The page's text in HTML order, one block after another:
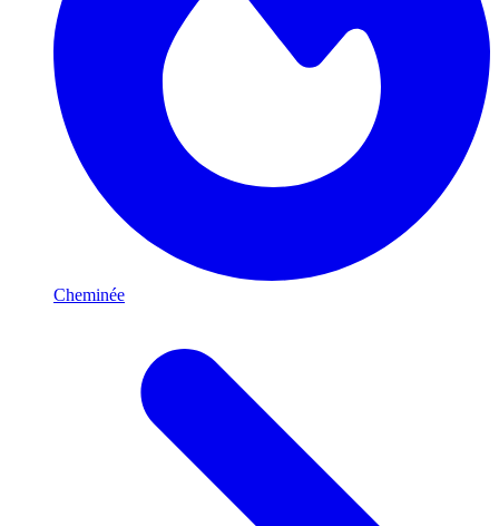
Cheminée